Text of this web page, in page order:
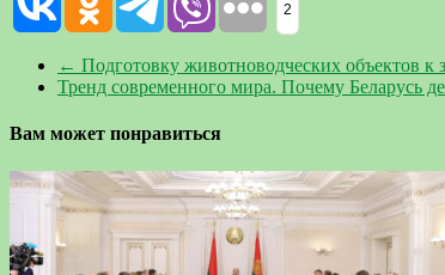
2
← Подготовку животноводческих объектов
Тренд современного мира. Почему Беларусь
Вам может понравиться